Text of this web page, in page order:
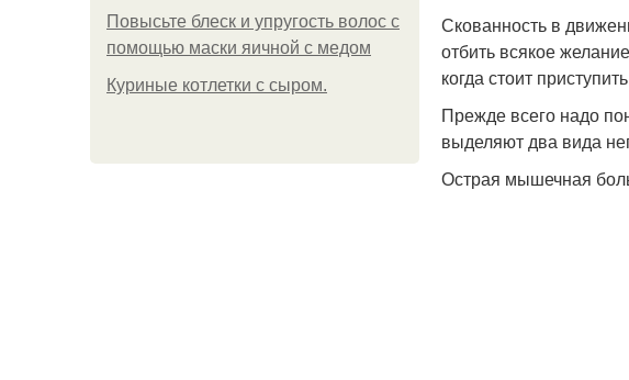
Повысьте блеск и упругость волос с
помощью маски яичной с медом
Куриные котлетки с сыром.
Скованность в
отбить всякое
когда стоит
Прежде всего надо
выделяют два вида
Острая мышечная